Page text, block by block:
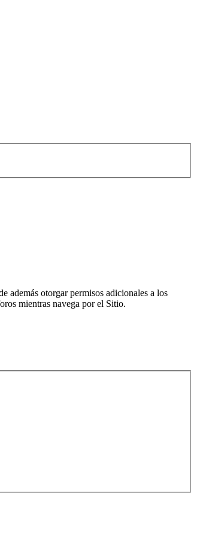
además otorgar permisos adicionales a los
mientras navega por el Sitio.